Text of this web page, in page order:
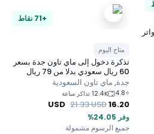
متاح اليوم
تذكرة دخول إلى ماي تاون جدة بسعر
60 ريال سعودي بدلا من 79 ريال
سعودي في فيليج مول
جدة, ماي تاون السعودية
12.4K تذاكر مباعة
16.20
USD 21.33 USD
جميع الرسوم مشمولة